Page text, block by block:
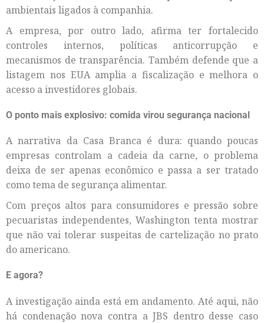
ambientais ligados à companhia.
A empresa, por outro lado, afirma ter fortalecido
controles internos, políticas anticorrupção e
mecanismos de transparência. Também defende que a
listagem nos EUA amplia a fiscalização e melhora o
acesso a investidores globais.
O ponto mais explosivo: comida virou segurança nacional
A narrativa da Casa Branca é dura: quando poucas
empresas controlam a cadeia da carne, o problema
deixa de ser apenas econômico e passa a ser tratado
como tema de segurança alimentar.
Com preços altos para consumidores e pressão sobre
pecuaristas independentes, Washington tenta mostrar
que não vai tolerar suspeitas de cartelização no prato
do americano.
E agora?
A investigação ainda está em andamento. Até aqui, não
há condenação nova contra a JBS dentro desse caso